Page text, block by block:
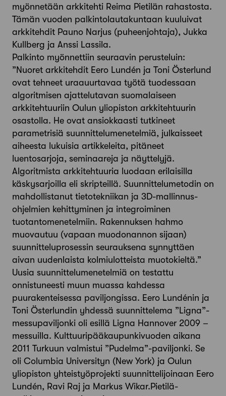
myönnetään arkkitehti Reima Pietilän rahastosta.
Tämän vuoden palkintolautakuntaan kuuluivat
arkkitehdit Pauno Narjus (puheenjohtaja), Jukka
Kullberg ja Anssi Lassila.
Palkinto myönnettiin seuraavin perusteluin:
”Nuoret arkkitehdit Eero Lundén ja Toni Österlund
ovat tehneet uraauurtavaa työtä tuodessaan
algoritmisen ajattelutavan suomalaiseen
arkkitehtuuriin Oulun yliopiston arkkitehtuurin
osastolla. He ovat ansiokkaasti tutkineet
parametrisiä suunnittelumenetelmiä, julkaisseet
aiheesta lukuisia artikkeleita, pitäneet
luentosarjoja, seminaareja ja näyttelyjä.
Algoritmista arkkitehtuuria luodaan erilaisilla
käskysarjoilla eli skripteillä. Suunnittelumetodin on
mahdollistanut tietotekniikan ja 3D-mallinnus-
ohjelmien kehittyminen ja integroiminen
tuotantomenetelmiin. Rakennuksen hahmo
muovautuu (vapaan muodonannon sijaan)
suunnitteluprosessin seurauksena synnyttäen
aivan uudenlaista kolmiulotteista muotokieltä.”
Uusia suunnittelumenetelmiä on testattu
onnistuneesti muun muassa kahdessa
puurakenteisessa paviljongissa. Eero Lundénin ja
Toni Österlundin yhdessä suunnittelema ”Ligna”-
messupaviljonki oli esillä Ligna Hannover 2009 –
messuilla. Kulttuuripääkaupunkivuoden aikana
2011 Turkuun valmistui ”Pudelma”-paviljonki. Se
oli Columbia Universityn (New York) ja Oulun
yliopiston yhteistyöprojekti suunnittelijoinaan Eero
Lundén, Ravi Raj ja Markus Wikar.Pietilä-